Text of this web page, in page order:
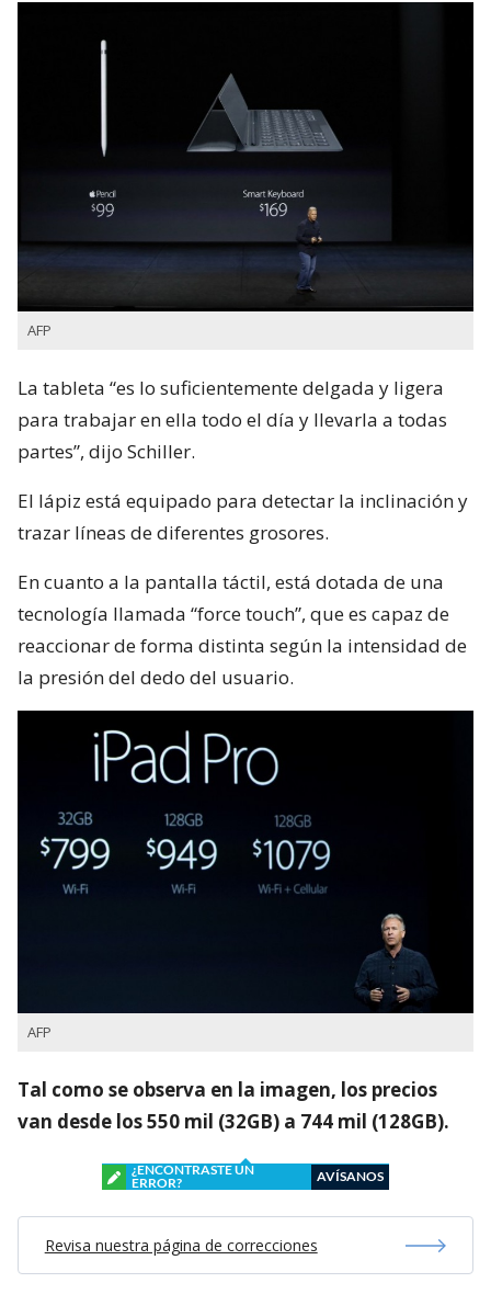
AFP
La tableta “es lo suficientemente delgada y ligera
para trabajar en ella todo el día y llevarla a todas
partes”, dijo Schiller.
El lápiz está equipado para detectar la inclinación y
trazar líneas de diferentes grosores.
En cuanto a la pantalla táctil, está dotada de una
tecnología llamada “force touch”, que es capaz de
reaccionar de forma distinta según la intensidad de
la presión del dedo del usuario.
AFP
Tal como se observa en la imagen, los precios
van desde los 550 mil (32GB) a 744 mil (128GB).
¿ENCONTRASTE UN
ERROR?
AVÍSANOS
Revisa nuestra página de correcciones